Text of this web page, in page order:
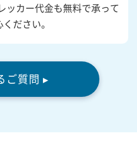
ッカー代金も無料で承って
ださい。
ご質問 ▸